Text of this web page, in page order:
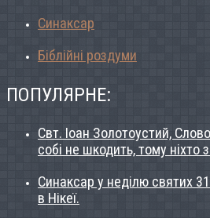
Синаксар
Біблійні роздуми
ПОПУЛЯРНЕ:
Свт. Іоан Золотоустий,
собі не шкодить, тому
Синаксар у неділю святих
в Нікеї.